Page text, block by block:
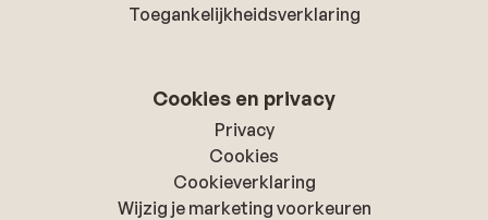
Toegankelijkheidsverklaring
Cookies en privacy
Privacy
Cookies
Cookieverklaring
Wijzig je marketing voorkeuren